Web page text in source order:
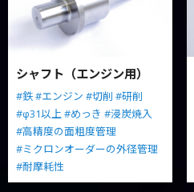
シャフト（エンジン用）
#鉄#エンジン #切削 #研削
#φ31以上#めっき #浸炭焼入
#高精度の面粗度管理
#ミクロンオーダーの外径管理
#耐摩耗性